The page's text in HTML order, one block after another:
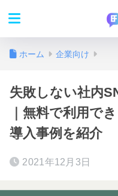
ホーム 企業向け
失敗しない社内
｜無料で利用で
導入事例を紹介
2021年12月3日